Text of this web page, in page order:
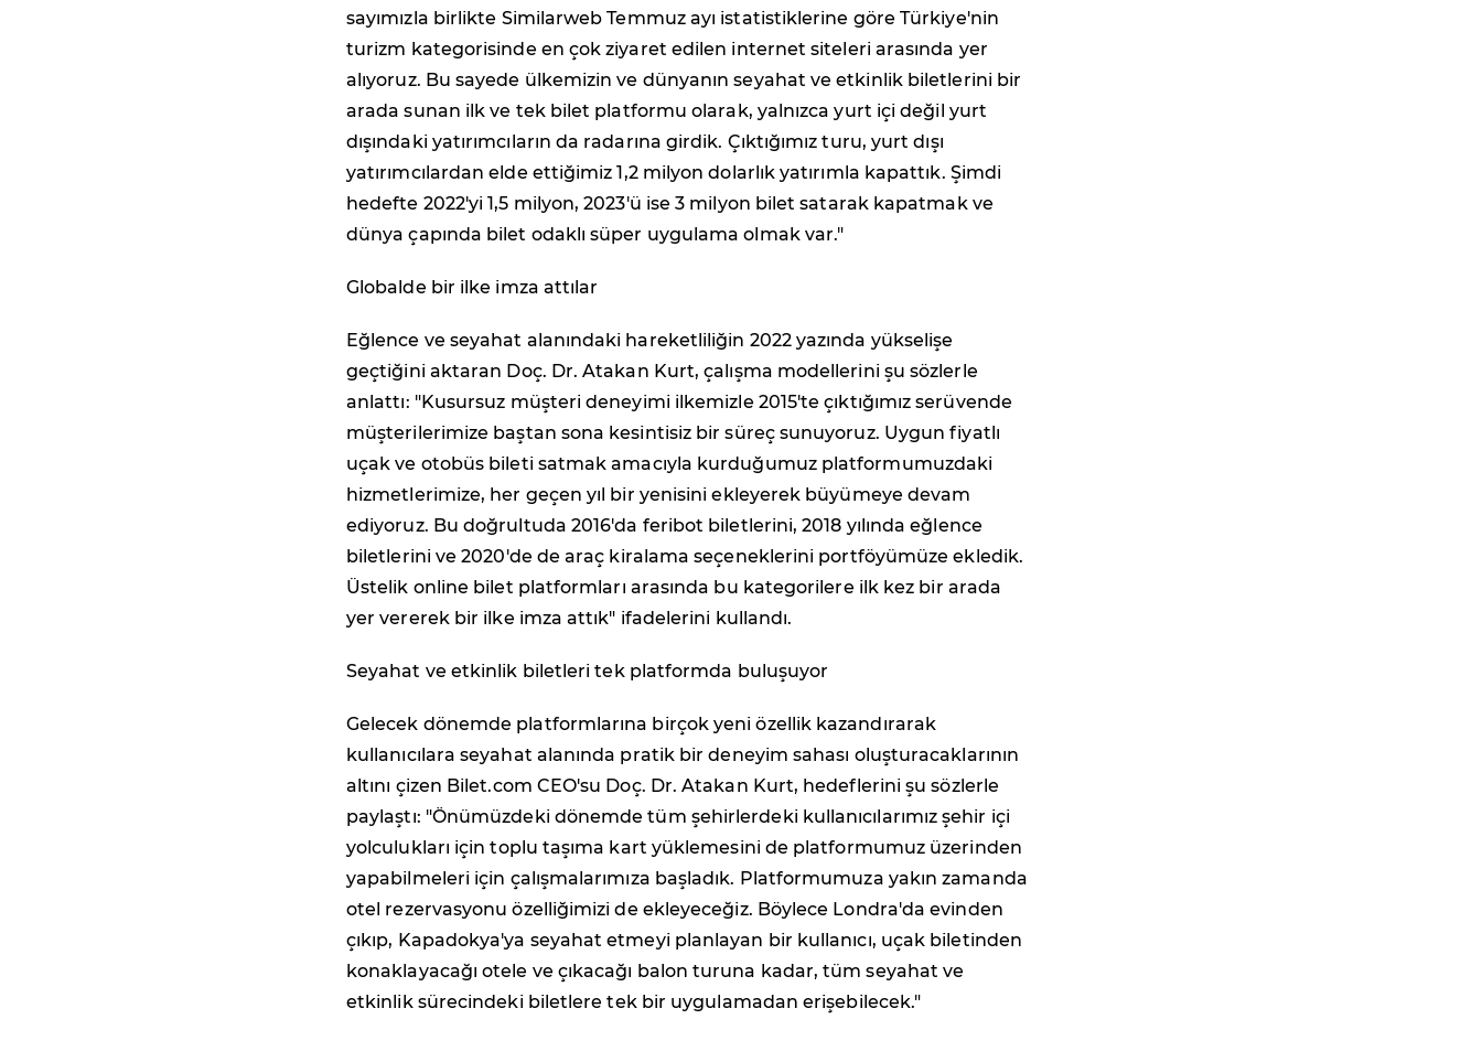
sayımızla birlikte Similarweb Temmuz ayı istatistiklerine göre Türkiye'nin
turizm kategorisinde en çok ziyaret edilen internet siteleri arasında yer
alıyoruz. Bu sayede ülkemizin ve dünyanın seyahat ve etkinlik biletlerini bir
arada sunan ilk ve tek bilet platformu olarak, yalnızca yurt içi değil yurt
dışındaki yatırımcıların da radarına girdik. Çıktığımız turu, yurt dışı
yatırımcılardan elde ettiğimiz 1,2 milyon dolarlık yatırımla kapattık. Şimdi
hedefte 2022'yi 1,5 milyon, 2023'ü ise 3 milyon bilet satarak kapatmak ve
dünya çapında bilet odaklı süper uygulama olmak var."
Globalde bir ilke imza attılar
Eğlence ve seyahat alanındaki hareketliliğin 2022 yazında yükselişe
geçtiğini aktaran Doç. Dr. Atakan Kurt, çalışma modellerini şu sözlerle
anlattı: "Kusursuz müşteri deneyimi ilkemizle 2015'te çıktığımız serüvende
müşterilerimize baştan sona kesintisiz bir süreç sunuyoruz. Uygun fiyatlı
uçak ve otobüs bileti satmak amacıyla kurduğumuz platformumuzdaki
hizmetlerimize, her geçen yıl bir yenisini ekleyerek büyümeye devam
ediyoruz. Bu doğrultuda 2016'da feribot biletlerini, 2018 yılında eğlence
biletlerini ve 2020'de de araç kiralama seçeneklerini portföyümüze ekledik.
Üstelik online bilet platformları arasında bu kategorilere ilk kez bir arada
yer vererek bir ilke imza attık" ifadelerini kullandı.
Seyahat ve etkinlik biletleri tek platformda buluşuyor
Gelecek dönemde platformlarına birçok yeni özellik kazandırarak
kullanıcılara seyahat alanında pratik bir deneyim sahası oluşturacaklarının
altını çizen Bilet.com CEO'su Doç. Dr. Atakan Kurt, hedeflerini şu sözlerle
paylaştı: "Önümüzdeki dönemde tüm şehirlerdeki kullanıcılarımız şehir içi
yolculukları için toplu taşıma kart yüklemesini de platformumuz üzerinden
yapabilmeleri için çalışmalarımıza başladık. Platformumuza yakın zamanda
otel rezervasyonu özelliğimizi de ekleyeceğiz. Böylece Londra'da evinden
çıkıp, Kapadokya'ya seyahat etmeyi planlayan bir kullanıcı, uçak biletinden
konaklayacağı otele ve çıkacağı balon turuna kadar, tüm seyahat ve
etkinlik sürecindeki biletlere tek bir uygulamadan erişebilecek."